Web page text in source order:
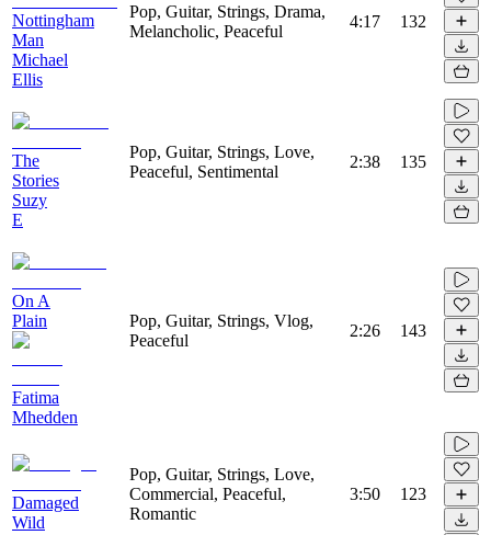
Nottingham
Man
Michael
Ellis
Pop, Guitar, Strings, Drama,
Melancholic, Peaceful
4:17 132
The
Stories
Suzy
E
Pop, Guitar, Strings, Love,
Peaceful, Sentimental
2:38 135
On A
Plain
Fatima
Mhedden
Pop, Guitar, Strings, Vlog,
Peaceful
2:26 143
Damaged
Wild
Pop, Guitar, Strings, Love,
Commercial, Peaceful,
Romantic
3:50 123